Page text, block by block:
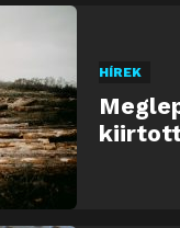
HÍREK
kiirtott